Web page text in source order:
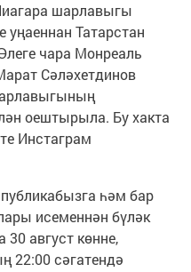
шарлавыгы
уңаеннан Татарстан
чара Монреаль
Сәләхетдинов
оештырыла. Бу хакта
Инстаграм
һәм бар
исеменнән бүләк
август көнне,
22:00 сәгатендә